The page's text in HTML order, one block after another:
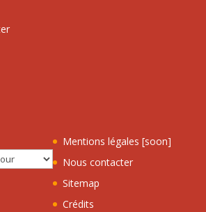
Mentions légales [soon]
Nous contacter
Sitemap
Crédits